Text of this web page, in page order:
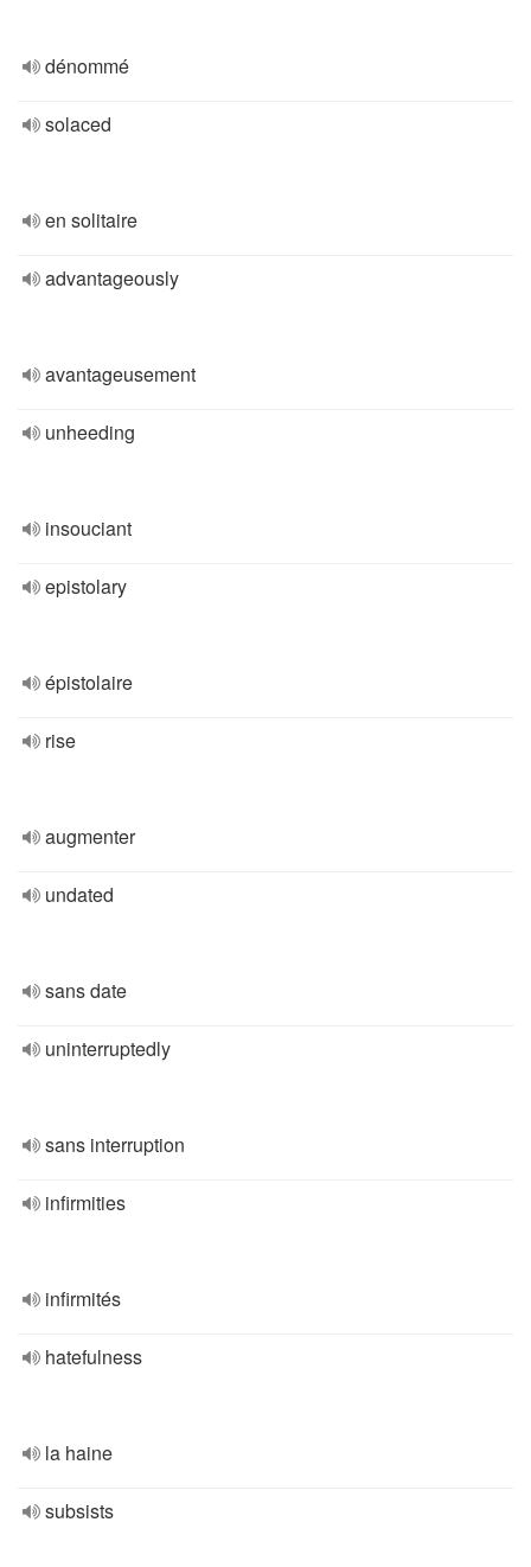
dénommé
solaced
en solitaire
advantageously
avantageusement
unheeding
insouciant
epistolary
épistolaire
rise
augmenter
undated
sans date
uninterruptedly
sans interruption
infirmities
infirmités
hatefulness
la haine
subsists